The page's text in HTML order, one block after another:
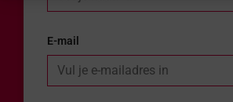
E-mail